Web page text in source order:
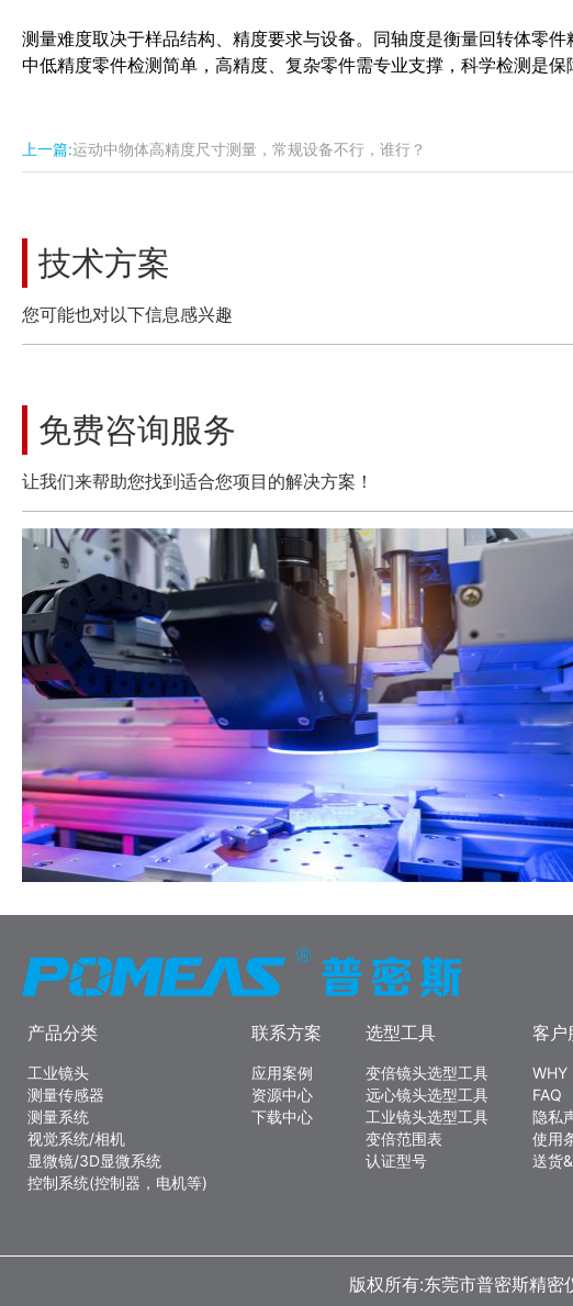
测量难度取决于样品结构、精度要求与设备。同轴度是衡量回转体零
中低精度零件检测简单，高精度、复杂零件需专业支撑，科学检测是保
上一篇:运动中物体高精度尺寸测量，常规设备不行，谁行？
技术方案
您可能也对以下信息感兴趣
免费咨询服务
让我们来帮助您找到适合您项目的解决方案！
产品分类
工业镜头
测量传感器
测量系统
视觉系统/相机
显微镜/3D显微系统
控制系统(控制器，电机等)
联系方案
应用案例
资源中心
下载中心
选型工具
变倍镜头选型工具
远心镜头选型工具
工业镜头选型工具
变倍范围表
认证型号
客户
WHY
FAQ
隐私
使用
送货
版权所有:东莞市普密斯精密